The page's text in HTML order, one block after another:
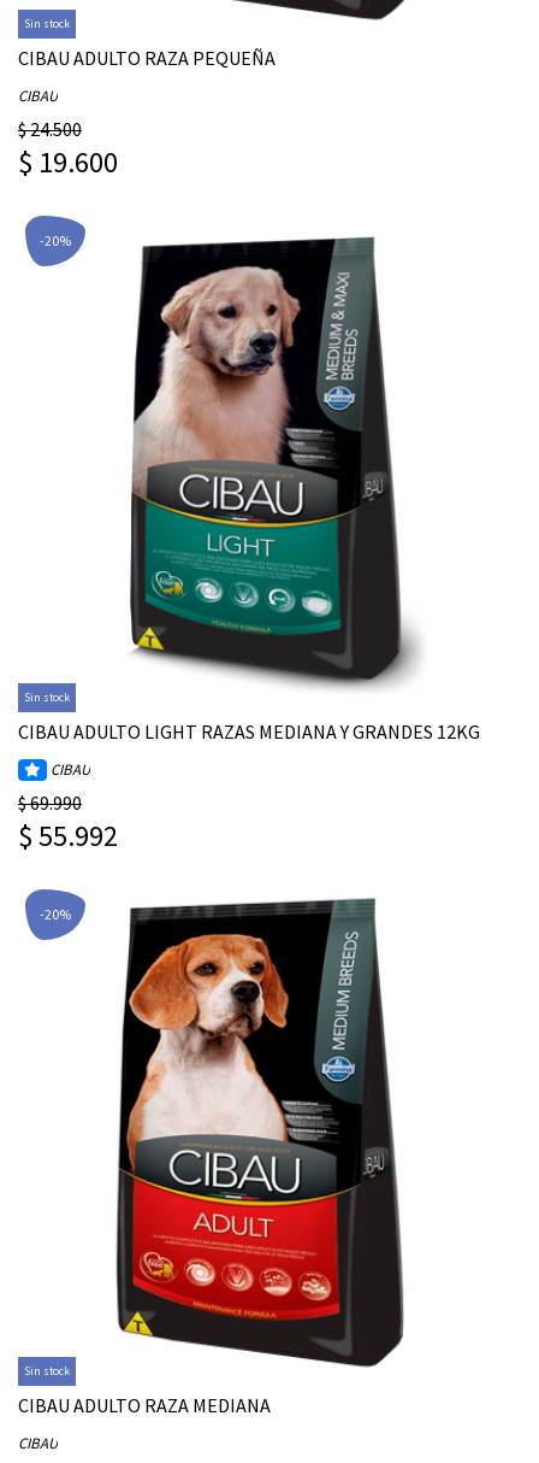
Sin stock
CIBAU ADULTO RAZA PEQUEÑA
CIBAU
$ 24.500
$ 19.600
-20%
Sin stock
CIBAU ADULTO LIGHT RAZAS MEDIANA Y GRANDES 12KG
CIBAU
$ 69.990
$ 55.992
-20%
Sin stock
CIBAU ADULTO RAZA MEDIANA
CIBAU